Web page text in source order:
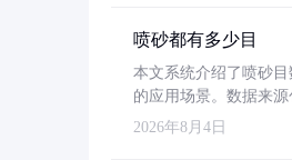
喷砂都有多少目
本文系统介绍了喷砂
的应用场景。数据来
2026年8月4日